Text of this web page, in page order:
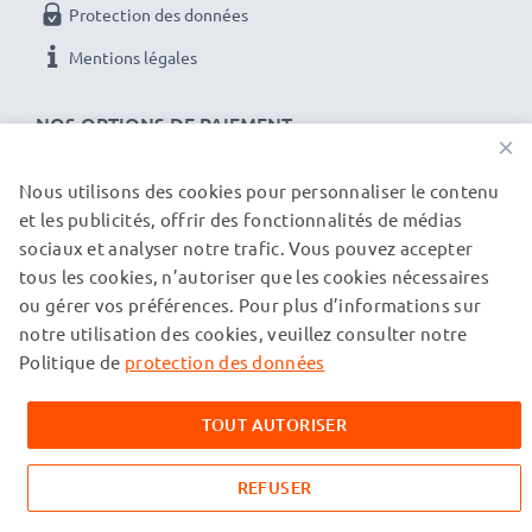
✔100% compatibleavec votre batterie d'origine
Nikon EN-EL5
Capacité : 1180mAh
Tension: 3.6V - 3.7V
Type de cellule: Lithium Ion
Couleur: gris/noir
Contenu du pack:
remplacer un modèle EN-EL5
1x Station de charge de batterie MH-61 avec affichage
NOS OPTIONS DE PAIEMENT
Protection des données
Mentions légales
NOS PARTENAIRES DE LIVRAISON
© subtel.ch 2026
Tous les prix incluent la TVA et excluent les frais de port.
Veuillez noter que toutes les marques citées sont des
mentionnées sur nos pages web uniquement pour fournir des
informations sur nos produits.
×
Nous utilisons des cookies pour personnaliser le contenu
et les publicités, offrir des fonctionnalités de médias
sociaux et analyser notre trafic. Vous pouvez accepter
tous les cookies, n’autoriser que les cookies nécessaires
ou gérer vos préférences. Pour plus d’informations sur
notre utilisation des cookies, veuillez consulter notre
Politique de protection des données
TOUT AUTORISER
REFUSER